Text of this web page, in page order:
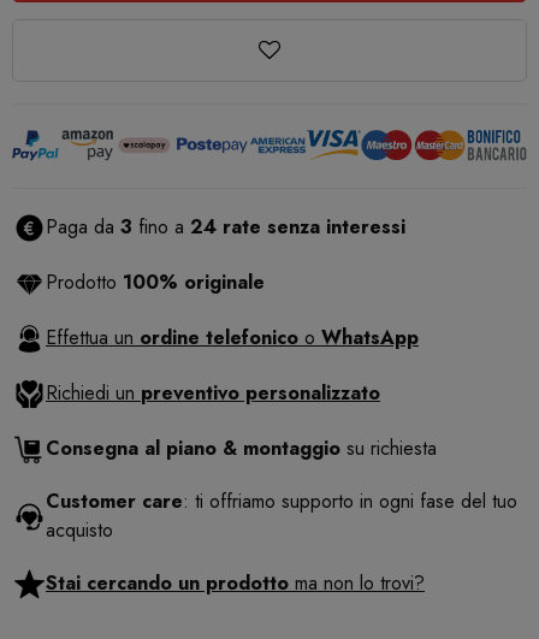
Paga da 3 fino a 24 rate senza interessi
Prodotto 100% originale
Effettua un ordine telefonico o WhatsApp
Richiedi un preventivo personalizzato
Consegna al piano & montaggio su richiesta
Customer care: ti offriamo supporto in ogni fase del tuo
acquisto
Stai cercando un prodotto ma non lo trovi?